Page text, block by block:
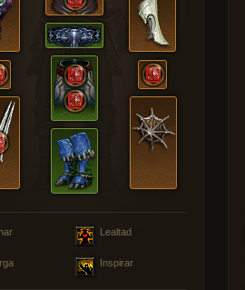
Lealtad
Inspirar